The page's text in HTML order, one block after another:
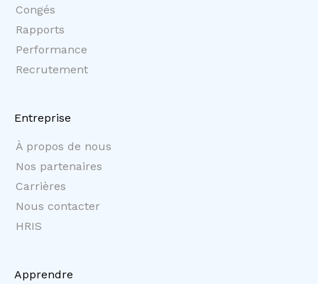
Congés
Rapports
Performance
Recrutement
Entreprise
À propos de nous
Nos partenaires
Carrières
Nous contacter
HRIS
Apprendre